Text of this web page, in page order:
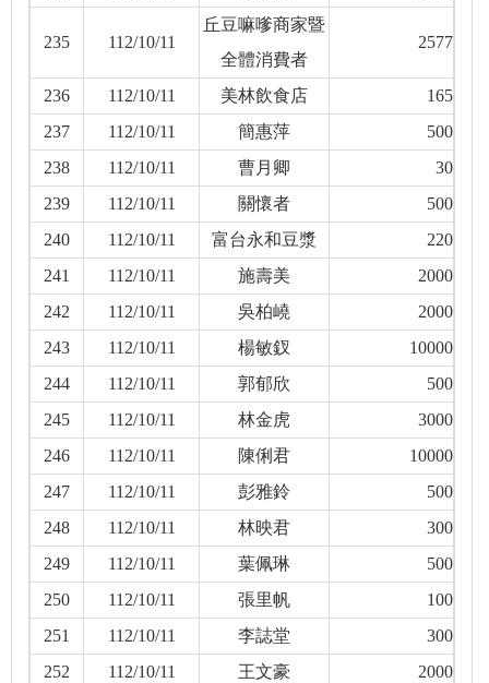
235 112/10/11
丘豆嘛嗲商家暨
全體消費者
2577
236 112/10/11 美林飲食店
165
237
112/10/11 簡惠萍
500
238
112/10/11 曹月卿
30
239
112/10/11 關懷者
500
240
112/10/11 富台永和豆漿
220
241
112/10/11 施壽美
2000
242
112/10/11 吳柏嶢
2000
243
112/10/11 楊敏釵
10000
244
112/10/11 郭郁欣
500
245
112/10/11 林金虎
3000
246
112/10/11 陳俐君
10000
247
112/10/11 彭雅鈴
500
248
112/10/11 林映君
300
249
112/10/11 葉佩琳
500
250
112/10/11 張里帆
100
251
112/10/11 李誌堂
300
252
112/10/11 王文豪
2000